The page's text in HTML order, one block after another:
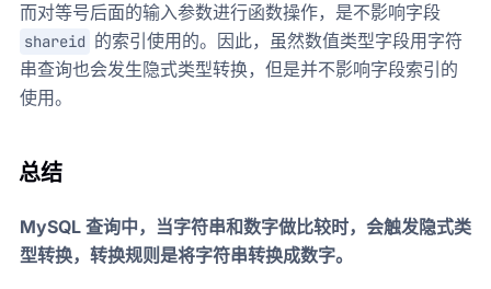
而对等号后面的输入参数进行函数操作，是不影响字段
shareid 的索引使用的。因此，虽然数值类型字段用字符
串查询也会发生隐式类型转换，但是并不影响字段索引的
使用。
总结
MySQL 查询中，当字符串和数字做比较时，会触发隐式类
型转换，转换规则是将字符串转换成数字。